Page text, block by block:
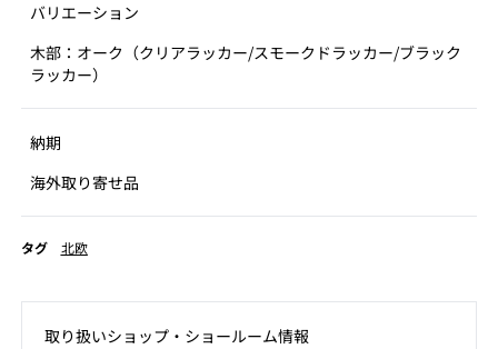
バリエーション
木部：オーク（クリアラッカー/スモークドラッカー/ブラック
ラッカー）
納期
海外取り寄せ品
タグ 北欧
取り扱いショップ‧ショールーム情報